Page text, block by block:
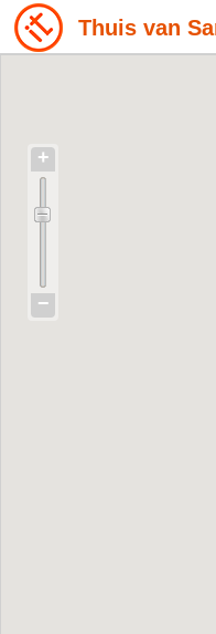
Thuis van
+
−